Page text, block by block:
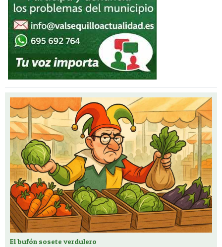
El bufón sosete verdulero